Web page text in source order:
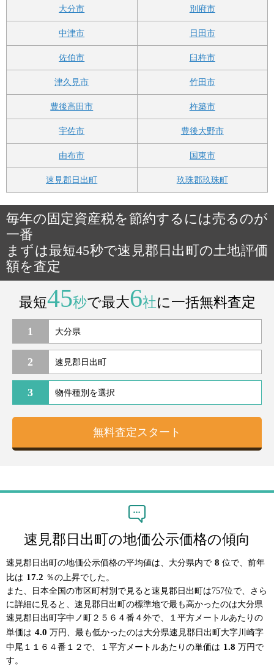
大分市 別府市
中津市 日田市
佐伯市 臼杵市
津久見市 竹田市
豊後高田市 杵築市
宇佐市 豊後大野市
由布市 国東市
速見郡日出町 玖珠郡玖珠町
毎年の固定資産税を節約するには売るのが
一番
まずは最短45秒で速見郡日出町の土地評価
額を査定
最短45秒で最大6社に一括無料査定
1
2
3
速見郡日出町の地価公示価格の傾向
速見郡日出町の地価公示価格の平均値は、大分県内で 8 位で、前年
比は 17.2 ％の上昇でした。
また、日本全国の市区町村別で見ると速見郡日出町は757位で、さら
に詳細に見ると、速見郡日出町の標準地で最も高かったのは大分県
速見郡日出町字中ノ町２５６４番４外で、１平方メートルあたりの
単価は 4.0 万円、最も低かったのは大分県速見郡日出町大字川崎字
中尾１１６４番１２で、１平方メートルあたりの単価は 1.8 万円で
す。